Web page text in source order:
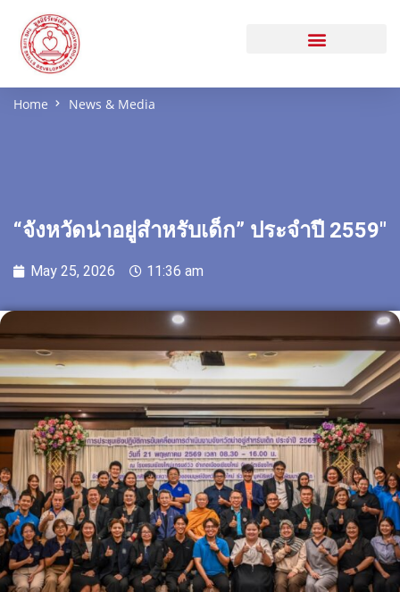
Home News & Media
“จังหวัดน่าอยู่สำหรับเด็ก” ประจำปี 2559″
May 25, 2026 11:36 am